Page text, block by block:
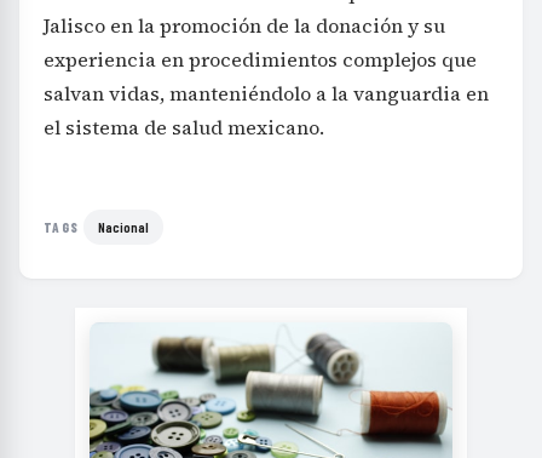
Jalisco en la promoción de la donación y su
experiencia en procedimientos complejos que
salvan vidas, manteniéndolo a la vanguardia en
el sistema de salud mexicano.
TAGS Nacional